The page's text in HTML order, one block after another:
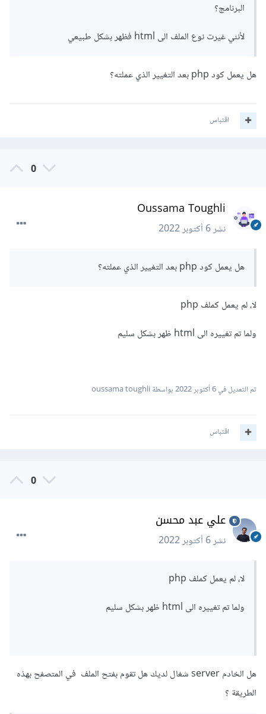
البرنامج؟
لأنني غيرت نوع الملف الى html فظهر بشكل طبيعي
هل يعمل كود php بعد التغيير الذي عملته؟
اقتباس
0
Oussama Toughli
نشر6 أكتوبر 2022
هل يعمل كود php بعد التغيير الذي عملته؟
لا، لم يعمل كملف php
ولما تم تغييره الى html ظهر بشكل سليم
تم التعديل في6 أكتوبر 2022 بواسطة oussama toughli
اقتباس
0
علي عبد محسن
نشر6 أكتوبر 2022
لا، لم يعمل كملف php
ولما تم تغييره الى html ظهر بشكل سليم
هل الخادم server شغال لديك هل تقوم بفتح الملف في المتصفح بهذه
الطريقة ؟